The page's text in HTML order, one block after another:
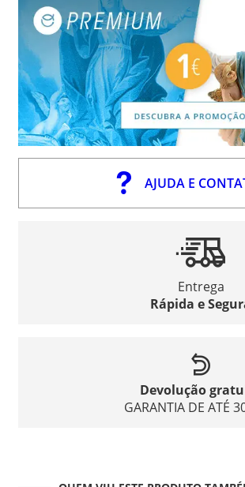
AJUDA E
Entrega
Rápida e
Devolução
GARANTIA DE ATÉ